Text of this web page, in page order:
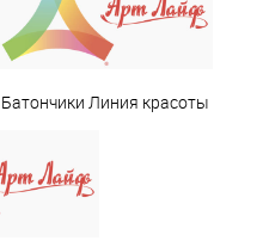
Батончики Линия красоты